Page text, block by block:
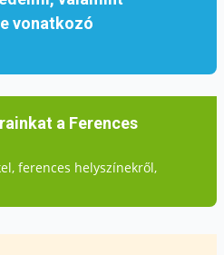
vonatkozó
a Ferences
ferences helyszínekről,